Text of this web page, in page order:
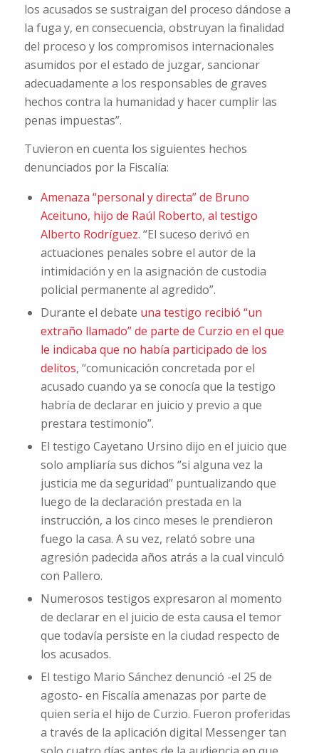
los acusados se sustraigan del proceso dándose a
la fuga y, en consecuencia, obstruyan la finalidad
del proceso y los compromisos internacionales
asumidos por el estado de juzgar, sancionar
adecuadamente a los responsables de graves
hechos contra la humanidad y hacer cumplir las
penas impuestas”.
Tuvieron en cuenta los siguientes hechos
denunciados por la Fiscalía:
Amenaza “personal y directa” de Bruno
Aceituno, hijo de Raúl Roberto, al testigo
Alberto Rodríguez. “El suceso derivó en
actuaciones penales sobre el autor de la
intimidación y en la asignación de custodia
policial permanente al agredido”.
Durante el debate una testigo recibió “un
extraño llamado” de parte de Curzio en el que
le indicaba que no había participado de los
delitos, “comunicación concretada por el
acusado cuando ya se conocía que la testigo
habría de declarar en juicio y previo a que
prestara testimonio”.
El testigo Cayetano Ursino dijo en el juicio que
solo ampliaría sus dichos “si alguna vez la
justicia me da seguridad” puntualizando que
luego de la declaración prestada en la
instrucción, a los cinco meses le prendieron
fuego la casa. A su vez, relató sobre una
agresión padecida años atrás a la cual vinculó
con Pallero.
Numerosos testigos expresaron al momento
de declarar en el juicio de esta causa el temor
que todavía persiste en la ciudad respecto de
los acusados.
El testigo Mario Sánchez denunció -el 25 de
agosto- en Fiscalía amenazas por parte de
quien sería el hijo de Curzio. Fueron proferidas
a través de la aplicación digital Messenger tan